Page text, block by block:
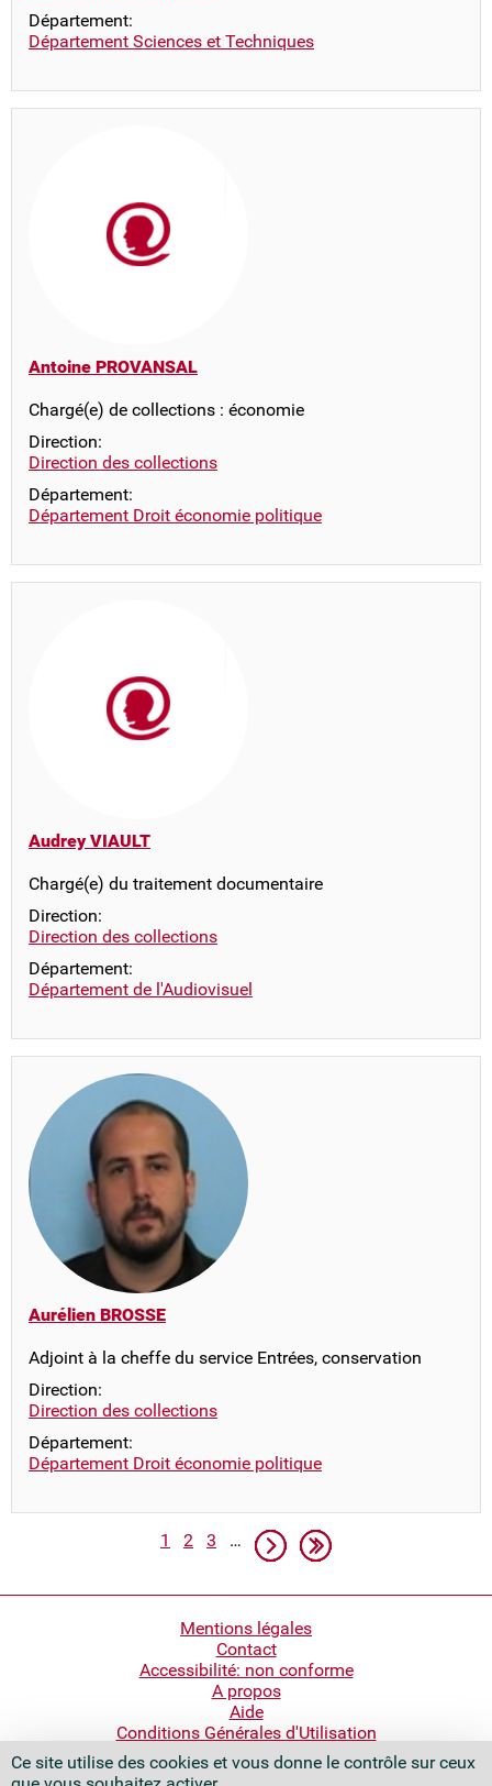
Ce site utilise des cookies et vous donne le contrôle sur ceux
Département:
Département Sciences et Techniques
Antoine PROVANSAL
Chargé(e) de collections : économie
Direction:
Direction des collections
Département:
Département Droit économie politique
Audrey VIAULT
Chargé(e) du traitement documentaire
Direction:
Direction des collections
Département:
Département de l'Audiovisuel
Aurélien BROSSE
Adjoint à la cheffe du service Entrées, conservation
Direction:
Direction des collections
Département:
Département Droit économie politique
Pagination
Page
1 Page
2 Page
3 … Page suivante
Dernière page
Mentions légales
Contact
Accessibilité: non conforme
A propos
Aide
Conditions Générales d'Utilisation
Bibliothèque nationale de France